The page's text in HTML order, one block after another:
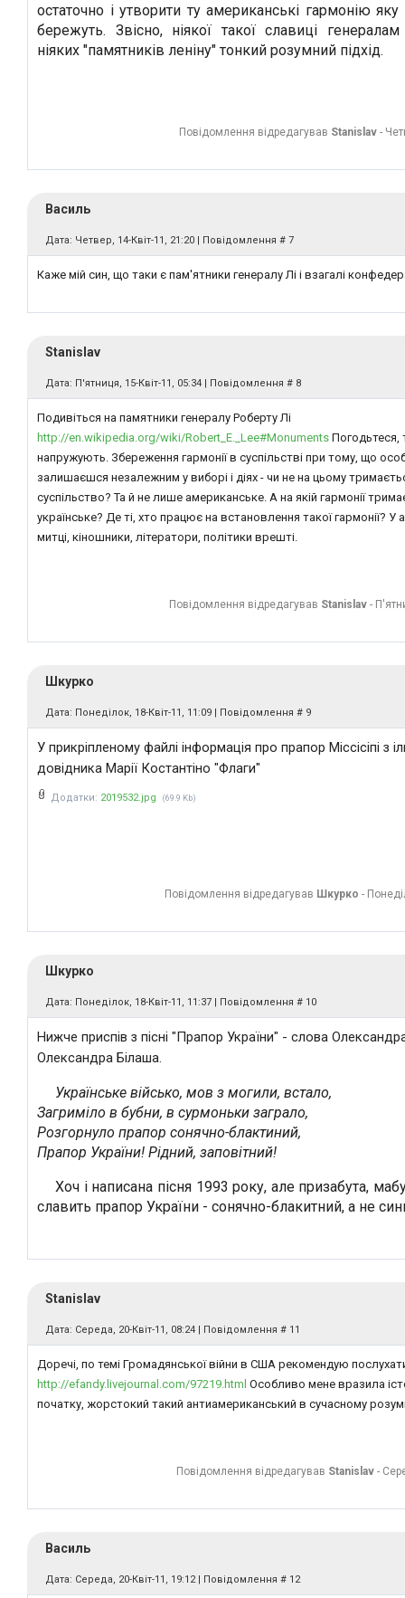
остаточно і утворити ту американські гармонію яку
бережуть. Звісно, ніякої такої славиці
ніяких "памятників леніну" тонкий розумний підхід.
Повідомлення відредагував Stanislav -
Василь
Дата: Четвер, 14-Квіт-11, 21:20 | Повідомлення # 7
Каже мій син, що таки є пам'ятники генералу Лі і взагалі
Stanislav
Дата: П'ятниця, 15-Квіт-11, 05:34 | Повідомлення # 8
Подивіться на памятники генералу Роберту Лі
http://en.wikipedia.org/wiki/Robert_E._Lee#Monuments Погодьтеся,
напружують. Збереження гармонії в суспільстві при тому, що
залишаєшся незалежним у виборі і діях - чи не на цьому
суспільство? Та й не лише американське. А на якій гармонії
українське? Де ті, хто працює на встановлення такої гармонії? У
митці, кіношники, літератори, політики врешті.
Повідомлення відредагував Stanislav -
Шкурко
Дата: Понеділок, 18-Квіт-11, 11:09 | Повідомлення # 9
У прикріпленому файлі інформація про прапор Міссісіпі з
довідника Марії Костантіно "Флаги"
Додатки: 2019532.jpg (69.9 Kb)
Повідомлення відредагував Шкурко -
Шкурко
Дата: Понеділок, 18-Квіт-11, 11:37 | Повідомлення # 10
Нижче приспів з пісні "Прапор України" - слова
Олександра Білаша.
Українське військо, мов з могили, встало,
Загриміло в бубни, в сурмоньки заграло,
Розгорнуло прапор сонячно-блактиний,
Прапор України! Рідний, заповітний!
Хоч і написана пісня 1993 року, але призабута,
славить прапор України - сонячно-блакитний, а не
Stanislav
Дата: Середа, 20-Квіт-11, 08:24 | Повідомлення # 11
Доречі, по темі Громадянської війни в США рекомендую
http://efandy.livejournal.com/97219.html Особливо мене вразила
початку, жорстокий такий антиамериканський в сучасному
Повідомлення відредагував Stanislav -
Василь
Дата: Середа, 20-Квіт-11, 19:12 | Повідомлення # 12